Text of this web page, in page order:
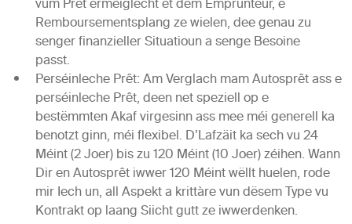
vum Prêt erméiglecht et dem Emprunteur, e
Remboursementsplang ze wielen, dee genau zu
senger finanzieller Situatioun a senge Besoine
passt.
Perséinleche Prêt: Am Verglach mam Autosprêt ass e
perséinleche Prêt, deen net speziell op e
bestëmmten Akaf virgesinn ass mee méi generell ka
benotzt ginn, méi flexibel. D’Lafzäit ka sech vu 24
Méint (2 Joer) bis zu 120 Méint (10 Joer) zéihen. Wann
Dir enAutosprêt iwwer 120 Méintwëllt huelen, rode
mir Iech un, all Aspekt a krittàre vun dësem Type vu
Kontrakt op laang Siicht gutt ze iwwerdenken.